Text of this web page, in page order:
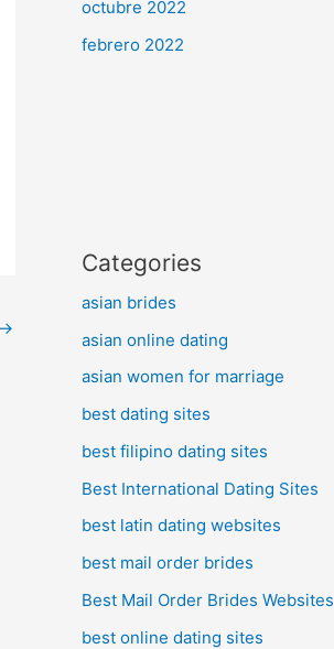
→
octubre 2022
febrero 2022
Categories
asian brides
asian online dating
asian women for marriage
best dating sites
best filipino dating sites
Best International Dating Sites
best latin dating websites
best mail order brides
Best Mail Order Brides Websites
best online dating sites